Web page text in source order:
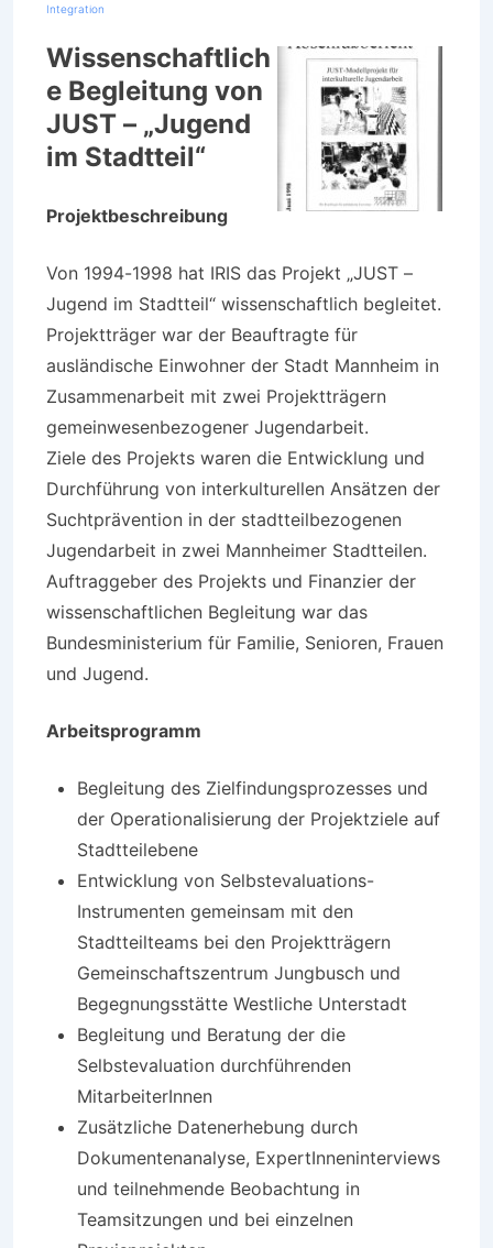
Integration
Wissenschaftlich
e Begleitung von
JUST – „Jugend
im Stadtteil“
Projektbeschreibung
Von 1994-1998 hat IRIS das Projekt „JUST –
Jugend im Stadtteil“ wissenschaftlich begleitet.
Projektträger war der Beauftragte für
ausländische Einwohner der Stadt Mannheim in
Zusammenarbeit mit zwei Projektträgern
gemeinwesenbezogener Jugendarbeit.
Ziele des Projekts waren die Entwicklung und
Durchführung von interkulturellen Ansätzen der
Suchtprävention in der stadtteilbezogenen
Jugendarbeit in zwei Mannheimer Stadtteilen.
Auftraggeber des Projekts und Finanzier der
wissenschaftlichen Begleitung war das
Bundesministerium für Familie, Senioren, Frauen
und Jugend.
Arbeitsprogramm
Begleitung des Zielfindungsprozesses und
der Operationalisierung der Projektziele auf
Stadtteilebene
Entwicklung von Selbstevaluations-
Instrumenten gemeinsam mit den
Stadtteilteams bei den Projektträgern
Gemeinschaftszentrum Jungbusch und
Begegnungsstätte Westliche Unterstadt
Begleitung und Beratung der die
Selbstevaluation durchführenden
MitarbeiterInnen
Zusätzliche Datenerhebung durch
Dokumentenanalyse, ExpertInneninterviews
und teilnehmende Beobachtung in
Teamsitzungen und bei einzelnen